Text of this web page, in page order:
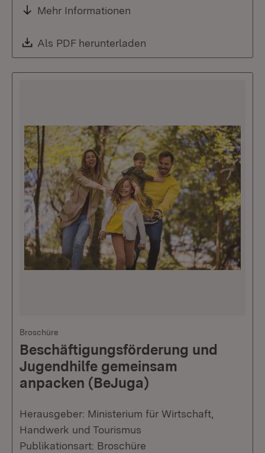
Mehr Informationen
Download:
Als PDF herunterladen
Broschüre
Beschäftigungsförderung und
Jugendhilfe gemeinsam
anpacken (BeJuga)
Herausgeber: Ministerium für Wirtschaft,
Handwerk und Tourismus
Publikationsart: Broschüre